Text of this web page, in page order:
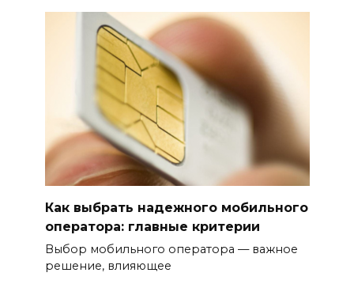
Как выбрать надежного мобильного
оператора: главные критерии
Выбор мобильного оператора — важное
решение, влияющее